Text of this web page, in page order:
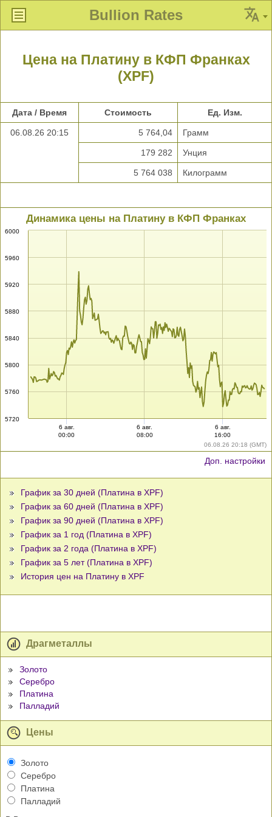
Bullion Rates
Цена на Платину в КФП Франках
(XPF)
Дата / Время Стоимость Ед. Изм.
06.08.26 20:15 5 764,04 Грамм
179 282 Унция
5 764 038 Килограмм
06.08.26 20:18 (GMT)
Динамика цены на Платину в КФП Франках
5720
5760
5800
5840
5880
5920
5960
6000
6 авг.
00:00
6 авг.
08:00
6 авг.
16:00
Доп. настройки
График за 30 дней (Платина в XPF)
График за 60 дней (Платина в XPF)
График за 90 дней (Платина в XPF)
График за 1 год (Платина в XPF)
График за 2 года (Платина в XPF)
График за 5 лет (Платина в XPF)
История цен на Платину в XPF
Драгметаллы
Золото
Серебро
Платина
Палладий
Цены
Золото
Серебро
Платина
Палладий